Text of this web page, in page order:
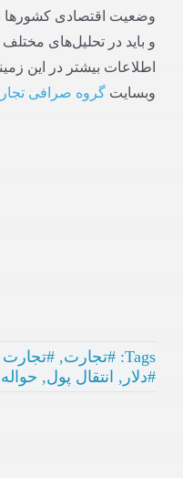
وضعیت اقتصادی کشورها
و باید در تحلیل‌های
اطلاعات بیشتر در این
وبسایت گروه صرافی
Tags: #تجارت, #تجارت
#دلار , انتقال پول, حواله